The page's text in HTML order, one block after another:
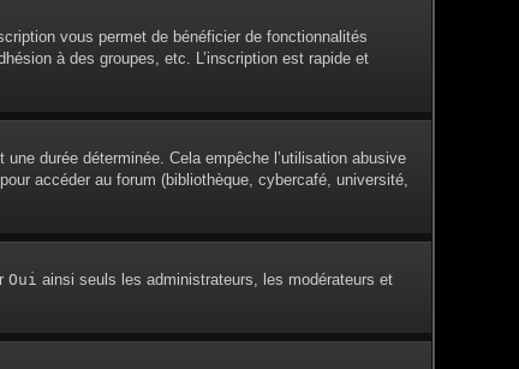
vous permet de bénéficier de fonctionnalités
à des groupes, etc. L’inscription est rapide et
durée déterminée. Cela empêche l’utilisation abusive
accéder au forum (bibliothèque, cybercafé, université,
Oui ainsi seuls les administrateurs, les modérateurs et